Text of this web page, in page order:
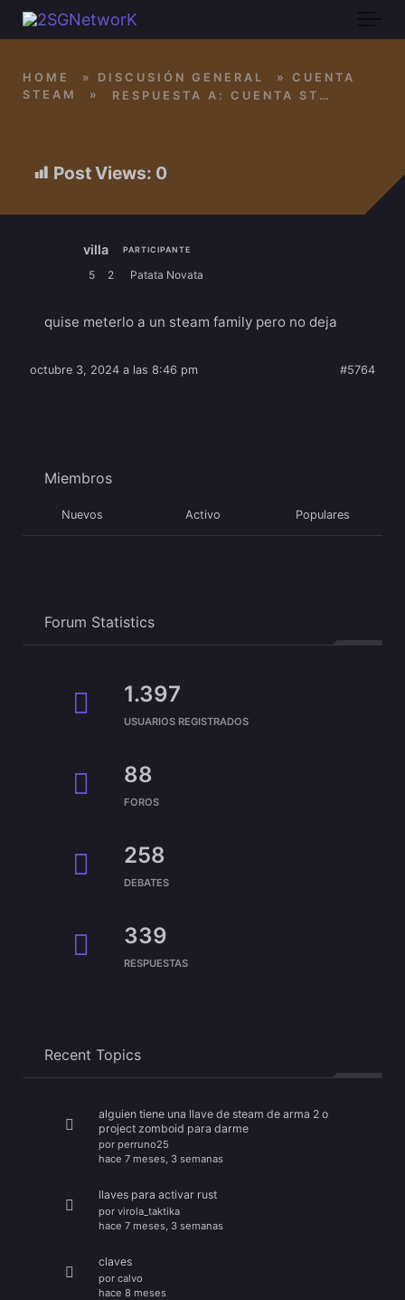
Skip to main content
Post Views: 0
HOME » DISCUSIÓN GENERAL »
CUENTA
STEAM
» RESPUESTA A: CUENTA STEAM
villa PARTICIPANTE
5 2 Patata Novata
quise meterlo a un steam family pero no deja
octubre 3, 2024 a las 8:46 pm #5764
Miembros
Nuevos Activo Populares
Forum Statistics
1.397
USUARIOS REGISTRADOS
88
FOROS
258
DEBATES
339
RESPUESTAS
Recent Topics
alguien tiene una llave de steam de arma 2 o
project zomboid para darme
por perruno25
hace 7 meses, 3 semanas
llaves para activar rust
por virola_taktika
hace 7 meses, 3 semanas
claves
por calvo
hace 8 meses